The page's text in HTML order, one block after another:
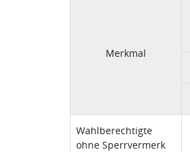
Merkmal
Wahlberechtigte
ohne Sperrvermerk